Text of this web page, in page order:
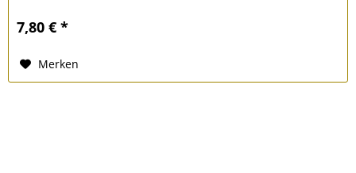
7,80 € *
Merken